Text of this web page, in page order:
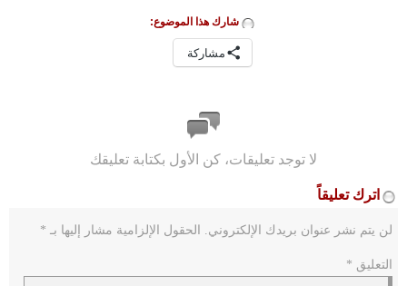
شارك هذا الموضوع:
مشاركة
لا توجد تعليقات، كن الأول بكتابة تعليقك
اترك تعليقاً
لن يتم نشر عنوان بريدك الإلكتروني. الحقول الإلزامية مشار إليها بـ *
التعليق *